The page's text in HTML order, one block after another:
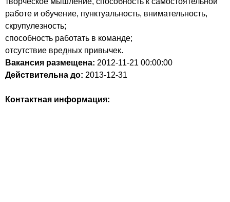
работе и обучение, пунктуальность, внимательность,
скрупулезность;
способность работать в команде;
отсутствие вредных привычек.
Вакансия размещена: 2012-11-21 00:00:00
Действительна до: 2013-12-31
Контактная информация: